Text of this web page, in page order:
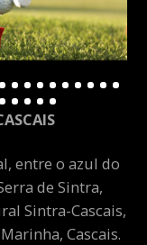
entre o azul do
de Sintra,
Sintra-Cascais,
Cascais.